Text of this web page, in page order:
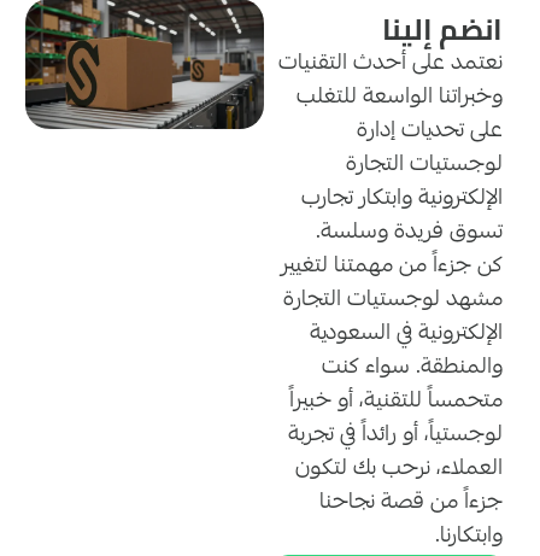
انضم إلينا
نعتمد على أحدث التقنيات
وخبراتنا الواسعة للتغلب
على تحديات إدارة
لوجستيات التجارة
الإلكترونية وابتكار تجارب
تسوق فريدة وسلسة.
كن جزءاً من مهمتنا لتغيير
مشهد لوجستيات التجارة
الإلكترونية في السعودية
والمنطقة. سواء كنت
متحمساً للتقنية، أو خبيراً
لوجستياً، أو رائداً في تجربة
العملاء، نرحب بك لتكون
جزءاً من قصة نجاحنا
وابتكارنا.